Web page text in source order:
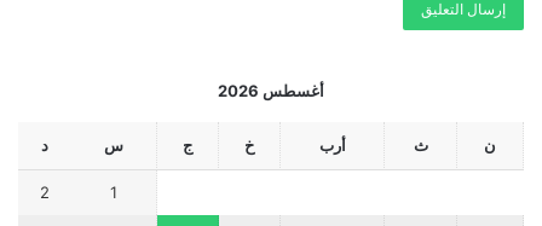
أغسطس 2026
ن ث أرب خ ج س د
1
2